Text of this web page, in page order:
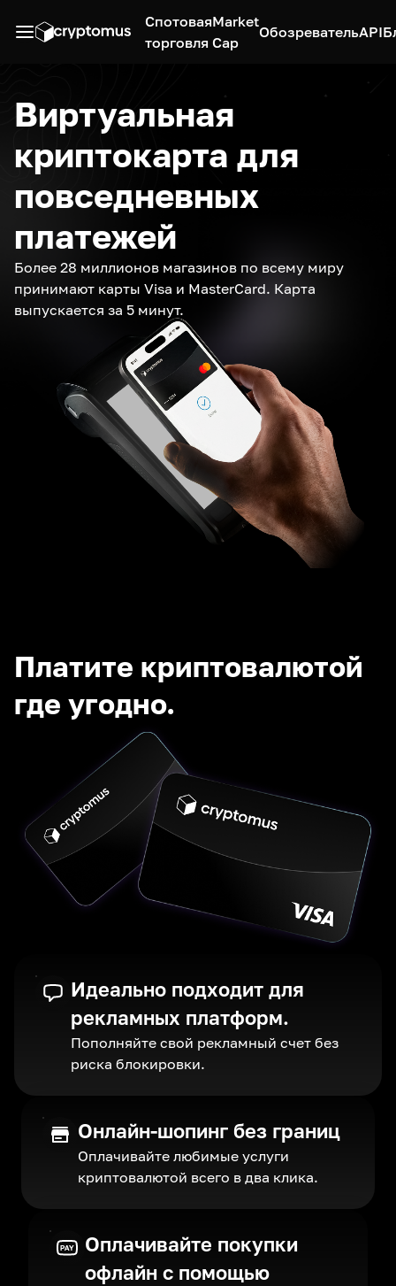
Спотовая
торговля
Market
Cap
ОбозревательAPI
Виртуальная
криптокарта для
повседневных
платежей
Более 28 миллионов магазинов по всему миру
принимают карты Visa и MasterCard. Карта
выпускается за 5 минут.
Платите криптовалютой
где угодно.
Идеально подходит для
рекламных платформ.
Пополняйте свой рекламный счет без
риска блокировки.
Онлайн-шопинг без границ
Оплачивайте любимые услуги
криптовалютой всего в два клика.
Оплачивайте покупки
офлайн с помощью